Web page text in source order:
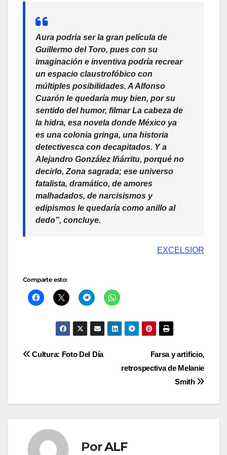
Aura podría ser la gran película de
Guillermo del Toro, pues con su
imaginación e inventiva podría recrear
un espacio claustrofóbico con
múltiples posibilidades. A Alfonso
Cuarón le quedaría muy bien, por su
sentido del humor, filmarLa cabeza de
la hidra, esa novela donde México ya
es una colonia gringa, una historia
detectivesca con decapitados. Y a
Alejandro González Iñárritu, porqué no
decirlo, Zona sagrada; ese universo
fatalista, dramático, de amores
malhadados, de narcisismos y
edipismos le quedaría como anillo al
dedo”, concluye.
EXCELSIOR
Comparte esto:
Navegación
entradas
Farsa y artificio,
retrospectiva de Melanie
Smith
Cultura: Foto Del Día
PorALF